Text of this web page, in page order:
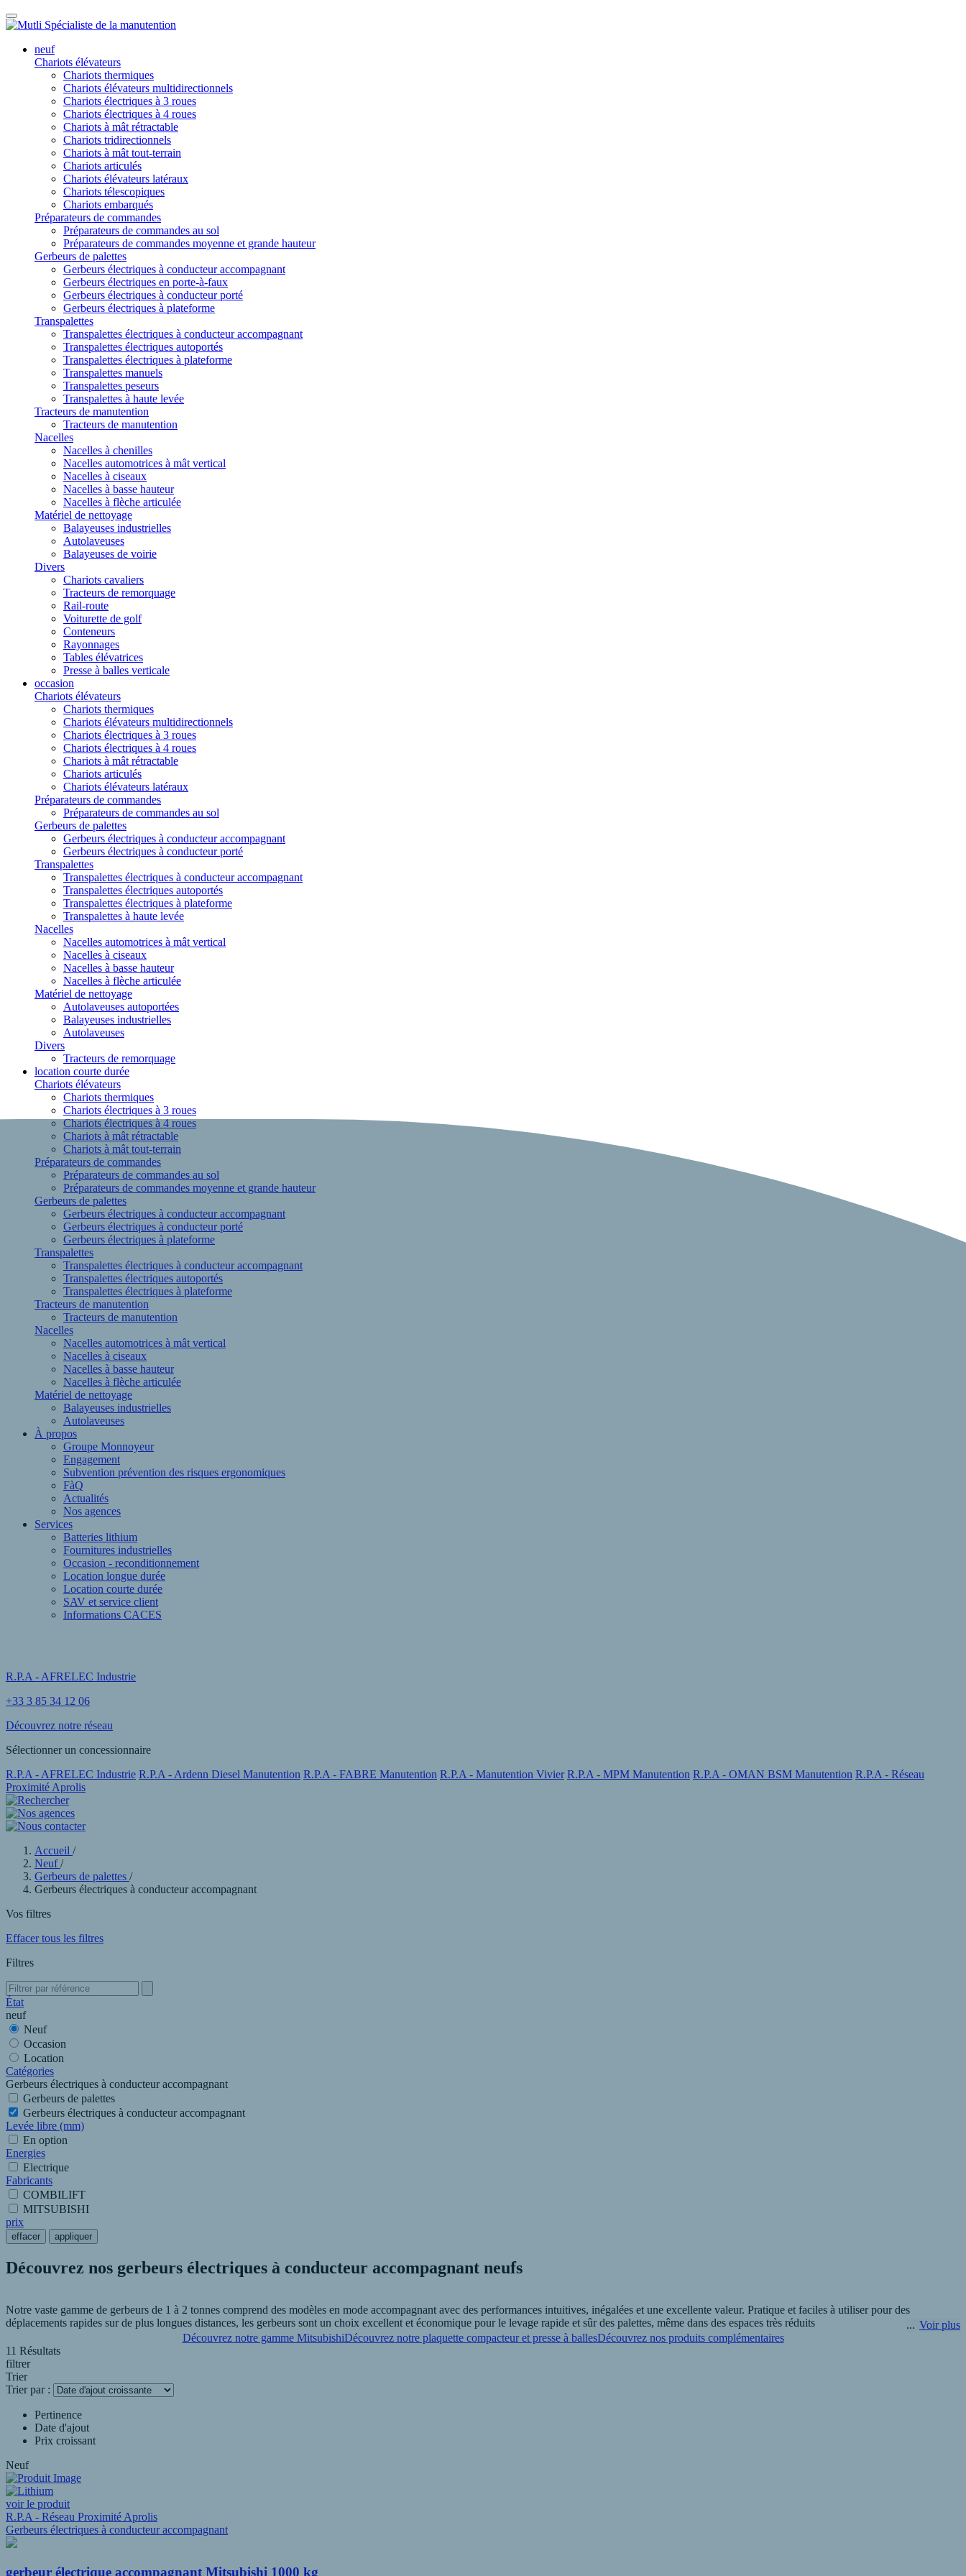
neuf
Chariots élévateurs
Chariots thermiques
Chariots élévateurs multidirectionnels
Chariots électriques à 3 roues
Chariots électriques à 4 roues
Chariots à mât rétractable
Chariots tridirectionnels
Chariots à mât tout-terrain
Chariots articulés
Chariots élévateurs latéraux
Chariots télescopiques
Chariots embarqués
Préparateurs de commandes
Préparateurs de commandes au sol
Préparateurs de commandes moyenne et grande hauteur
Gerbeurs de palettes
Gerbeurs électriques à conducteur accompagnant
Gerbeurs électriques en porte-à-faux
Gerbeurs électriques à conducteur porté
Gerbeurs électriques à plateforme
Transpalettes
Transpalettes électriques à conducteur accompagnant
Transpalettes électriques autoportés
Transpalettes électriques à plateforme
Transpalettes manuels
Transpalettes peseurs
Transpalettes à haute levée
Tracteurs de manutention
Tracteurs de manutention
Nacelles
Nacelles à chenilles
Nacelles automotrices à mât vertical
Nacelles à ciseaux
Nacelles à basse hauteur
Nacelles à flèche articulée
Matériel de nettoyage
Balayeuses industrielles
Autolaveuses
Balayeuses de voirie
Divers
Chariots cavaliers
Tracteurs de remorquage
Rail-route
Voiturette de golf
Conteneurs
Rayonnages
Tables élévatrices
Presse à balles verticale
occasion
Chariots élévateurs
Chariots thermiques
Chariots élévateurs multidirectionnels
Chariots électriques à 3 roues
Chariots électriques à 4 roues
Chariots à mât rétractable
Chariots articulés
Chariots élévateurs latéraux
Préparateurs de commandes
Préparateurs de commandes au sol
Gerbeurs de palettes
Gerbeurs électriques à conducteur accompagnant
Gerbeurs électriques à conducteur porté
Transpalettes
Transpalettes électriques à conducteur accompagnant
Transpalettes électriques autoportés
Transpalettes électriques à plateforme
Transpalettes à haute levée
Nacelles
Nacelles automotrices à mât vertical
Nacelles à ciseaux
Nacelles à basse hauteur
Nacelles à flèche articulée
Matériel de nettoyage
Autolaveuses autoportées
Balayeuses industrielles
Autolaveuses
Divers
Tracteurs de remorquage
location courte durée
Chariots élévateurs
Chariots thermiques
Chariots électriques à 3 roues
Chariots électriques à 4 roues
Chariots à mât rétractable
Chariots à mât tout-terrain
Préparateurs de commandes
Préparateurs de commandes au sol
Préparateurs de commandes moyenne et grande hauteur
Gerbeurs de palettes
Gerbeurs électriques à conducteur accompagnant
Gerbeurs électriques à conducteur porté
Gerbeurs électriques à plateforme
Transpalettes
Transpalettes électriques à conducteur accompagnant
Transpalettes électriques autoportés
Transpalettes électriques à plateforme
Tracteurs de manutention
Tracteurs de manutention
Nacelles
Nacelles automotrices à mât vertical
Nacelles à ciseaux
Nacelles à basse hauteur
Nacelles à flèche articulée
Matériel de nettoyage
Balayeuses industrielles
Autolaveuses
À propos
Groupe Monnoyeur
Engagement
Subvention prévention des risques ergonomiques
FàQ
Actualités
Nos agences
Services
Batteries lithium
Fournitures industrielles
Occasion - reconditionnement
Location longue durée
Location courte durée
SAV et service client
Informations CACES
R.P.A - AFRELEC Industrie
+33 3 85 34 12 06
Découvrez notre réseau
Sélectionner un concessionnaire
R.P.A - AFRELEC Industrie R.P.A - Ardenn Diesel Manutention R.P.A - FABRE Manutention R.P.A - Manutention Vivier R.P.A - MPM Manutention R.P.A - OMAN BSM Manutention R.P.A - Réseau
Proximité Aprolis
Accueil /
Neuf /
Gerbeurs de palettes /
Gerbeurs électriques à conducteur accompagnant
Vos filtres
Effacer tous les filtres
Filtres
État
neuf
Neuf
Occasion
Location
Catégories
Gerbeurs électriques à conducteur accompagnant
Gerbeurs de palettes
Gerbeurs électriques à conducteur accompagnant
Levée libre (mm)
En option
Energies
Electrique
Fabricants
COMBILIFT
MITSUBISHI
prix
effacer appliquer
Découvrez nos gerbeurs électriques à conducteur accompagnant neufs
Notre vaste gamme de gerbeurs de 1 à 2 tonnes comprend des modèles en mode accompagnant avec des performances intuitives, inégalées et une excellente valeur. Pratique et faciles à utiliser pour des
déplacements rapides sur de plus longues distances, les gerbeurs sont un choix excellent et économique pour le levage rapide et sûr des palettes, même dans des espaces très réduits
Les gerbeurs électriques à conducteur accompagnant sont très les outils adéquats pour la manutention de marchandises. R.P.A - AFRELEC Industrie à Charnay-Lès-Mâcon vous propose aussi des gerbeurs
électriques neuf combinant conducteur accompagnant et conducteur porté.
Voir plus
Découvrez notre gamme MitsubishiDécouvrez notre plaquette compacteur et presse à ballesDécouvrez nos produits complémentaires
11 Résultats
filtrer
Trier
Trier par :
Pertinence
Date d'ajout
Prix croissant
Neuf
voir le produit
R.P.A - Réseau Proximité Aprolis
Gerbeurs électriques à conducteur accompagnant
gerbeur électrique accompagnant Mitsubishi 1000 kg